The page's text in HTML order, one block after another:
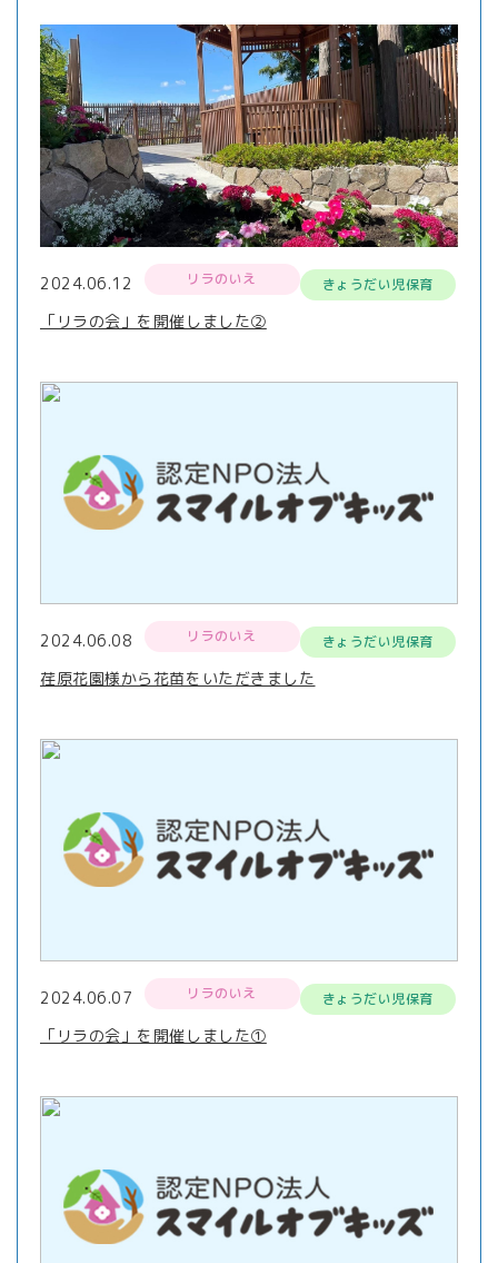
2024.06.12 リラのいえ きょうだい児保育
「リラの会」を開催しました②
2024.06.08 リラのいえ きょうだい児保育
荏原花園様から花苗をいただきました
2024.06.07 リラのいえ きょうだい児保育
「リラの会」を開催しました①